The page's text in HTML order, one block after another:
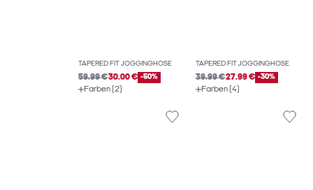
TAPERED FIT JOGGINGHOSE
59.99 €30.00 € -50%
Farben (2)
TAPERED FIT JOGGINGHOSE
39.99 €27.99 € -30%
Farben (4)